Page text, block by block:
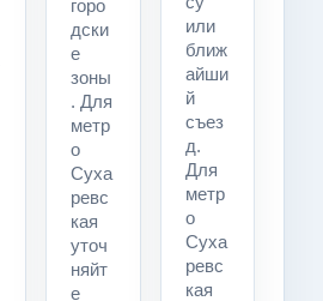
горо
дски
е
зоны
. Для
метр
о
Суха
ревс
кая
уточ
няйт
е
или
ближ
айши
й
съез
д.
Для
метр
о
Суха
ревс
кая